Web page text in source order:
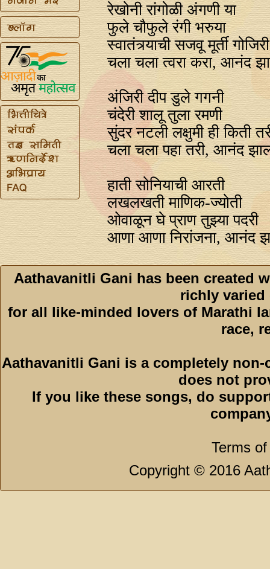
रेखोनी रांगोळी अंगणी या
फुले चौफुले रंगी भरुया
स्वातंत्र्याची सजवू मूर्ती गोजिरी
चला चला त्वरा करा, आनंद
अंजिरी दीप डुले गगनी
चंदेरी शालू तुला रमणी
सुंदर नटली लक्षुमी ही किती
चला चला पहा तरी, आनंद
हाती सोनियाची आरती
लखलखती माणिक-ज्योती
ओवाळून घे प्राण तुझ्या पदरी
आणा आणा निरांजना, आनंद
Aathavanitli Gani has been created
richly varied
for all like-minded lovers of Marathi
race,
Aathavanitli Gani is a completely
does not
If you like these songs, do
Terms
Copyright © 2016